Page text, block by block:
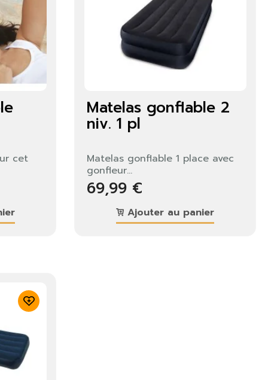
cet
Matelas gonflable 2
niv. 1 pl
Matelas gonflable 1 place avec
gonfleur...
69,99 €
Ajouter au panier